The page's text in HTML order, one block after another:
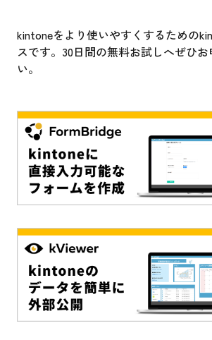
kintoneをより使いやすくするための
スです。30日間の無料お試しへぜひ
い。